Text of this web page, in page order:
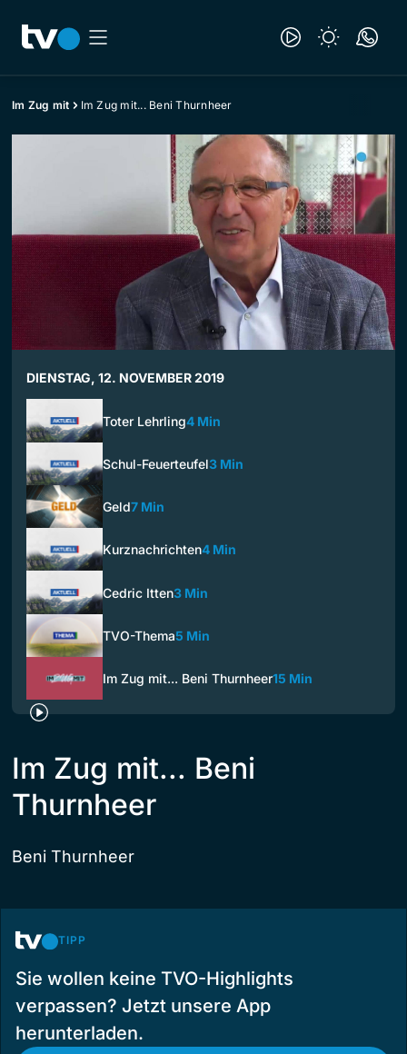
Im Zug mit Im Zug mit... Beni Thurnheer
DIENSTAG, 12. NOVEMBER 2019
Toter Lehrling4 Min
Schul-Feuerteufel3 Min
Geld7 Min
Kurznachrichten4 Min
Cedric Itten3 Min
TVO-Thema5 Min
Im Zug mit... Beni Thurnheer15 Min
Im Zug mit... Beni
Thurnheer
Beni Thurnheer
TIPP
Sie wollen keine TVO-Highlights
verpassen? Jetzt unsere App
herunterladen.